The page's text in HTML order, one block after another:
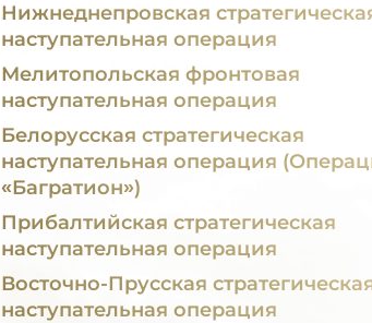
Нижнеднепровская
наступательная операция
Мелитопольская фронтовая
наступательная операция
Белорусская стратегическая
наступательная операция
«Багратион»)
Прибалтийская стратегическая
наступательная операция
Восточно-Прусская
наступательная операция